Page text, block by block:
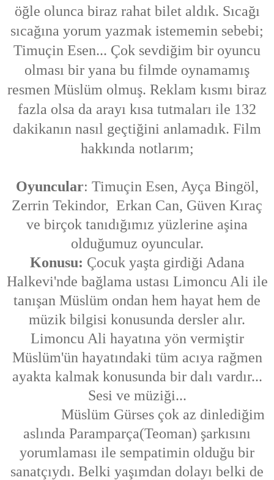
öğle olunca biraz rahat bilet aldık. Sıcağı
sıcağına yorum yazmak istememin sebebi;
Timuçin Esen... Çok sevdiğim bir oyuncu
olması bir yana bu filmde oynamamış
resmen Müslüm olmuş. Reklam kısmı biraz
fazla olsa da arayı kısa tutmaları ile 132
dakikanın nasıl geçtiğini anlamadık. Film
hakkında notlarım;
Oyuncular: Timuçin Esen, Ayça Bingöl,
Zerrin Tekindor, Erkan Can, Güven Kıraç
ve birçok tanıdığımız yüzlerine aşina
olduğumuz oyuncular.
Konusu: Çocuk yaşta girdiği Adana
Halkevi'nde bağlama ustası Limoncu Ali ile
tanışan Müslüm ondan hem hayat hem de
müzik bilgisi konusunda dersler alır.
Limoncu Ali hayatına yön vermiştir
Müslüm'ün hayatındaki tüm acıya rağmen
ayakta kalmak konusunda bir dalı vardır...
Sesi ve müziği...
Müslüm Gürses çok az dinlediğim
aslında Paramparça(Teoman) şarkısını
yorumlaması ile sempatimin olduğu bir
sanatçıydı. Belki yaşımdan dolayı belki de